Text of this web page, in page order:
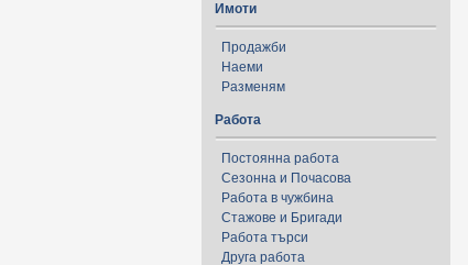
Имоти
Продажби
Наеми
Разменям
Работа
Постоянна работа
Сезонна и Почасова
Работа в чужбина
Стажове и Бригади
Работа търси
Друга работа